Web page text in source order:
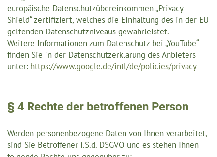
europäische Datenschutzübereinkommen „Privacy
Shield“ zertifiziert, welches die Einhaltung des in der EU
geltenden Datenschutzniveaus gewährleistet.
Weitere Informationen zum Datenschutz bei „YouTube“
finden Sie in der Datenschutzerklärung des Anbieters
unter: https://www.google.de/intl/de/policies/privacy
§ 4 Rechte der betroffenen Person
Werden personenbezogene Daten von Ihnen verarbeitet,
sind Sie Betroffener i.S.d. DSGVO und es stehen Ihnen